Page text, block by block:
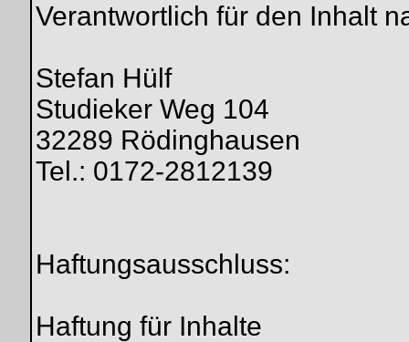
Verantwortlich für den Inhalt
Stefan Hülf
Studieker Weg 104
32289 Rödinghausen
Tel.: 0172-2812139
Haftungsausschluss:
Haftung für Inhalte